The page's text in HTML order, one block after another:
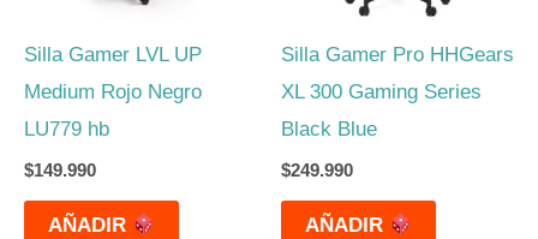
Silla Gamer LVL UP
Medium Rojo Negro
LU779 hb
$149.990
AÑADIR
Silla Gamer Pro HHGears
XL 300 Gaming Series
Black Blue
$249.990
AÑADIR